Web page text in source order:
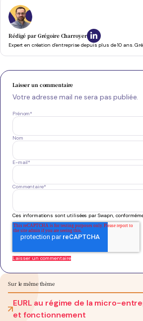
Rédigé par Grégoire Charroyer
Expert en création d’entreprise depuis plus de 10 ans.
Laisser un commentaire
Votre adresse mail ne sera pas publiée.
Prénom*
Nom
E-mail*
Commentaire*
Ces informations sont utilisées par Swapn,
Sur le même thème
EURL au régime de la micro-
et fonctionnement